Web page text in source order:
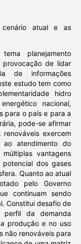
atual e as
planejamento
de lidar
de informações
estudo tem como
hidro
nacional,
para o país e para a
pode-se afirmar
exercem
ao atendimento do
vantagens
dos gases
Quanto ao atual
pelo Governo
continuam sendo
Constitui desafio de
perfil da demanda
produção e no uso
não renováveis para